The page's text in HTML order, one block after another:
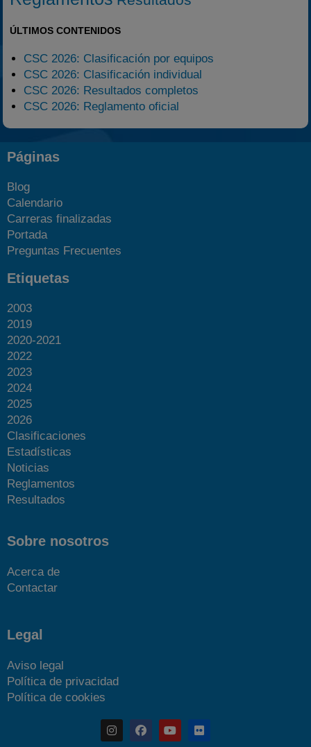
ÚLTIMOS CONTENIDOS
CSC 2026: Clasificación por equipos
CSC 2026: Clasificación individual
CSC 2026: Resultados completos
CSC 2026: Reglamento oficial
Páginas
Blog
Calendario
Carreras finalizadas
Portada
Preguntas Frecuentes
Etiquetas
2003
2019
2020-2021
2022
2023
2024
2025
2026
Clasificaciones
Estadísticas
Noticias
Reglamentos
Resultados
Sobre nosotros
Acerca de
Contactar
Legal
Aviso legal
Política de privacidad
Política de cookies